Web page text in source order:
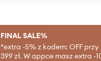
FINAL SALE%
*extra -5% z kodem: OFF
399 zł. W appce masz extra -